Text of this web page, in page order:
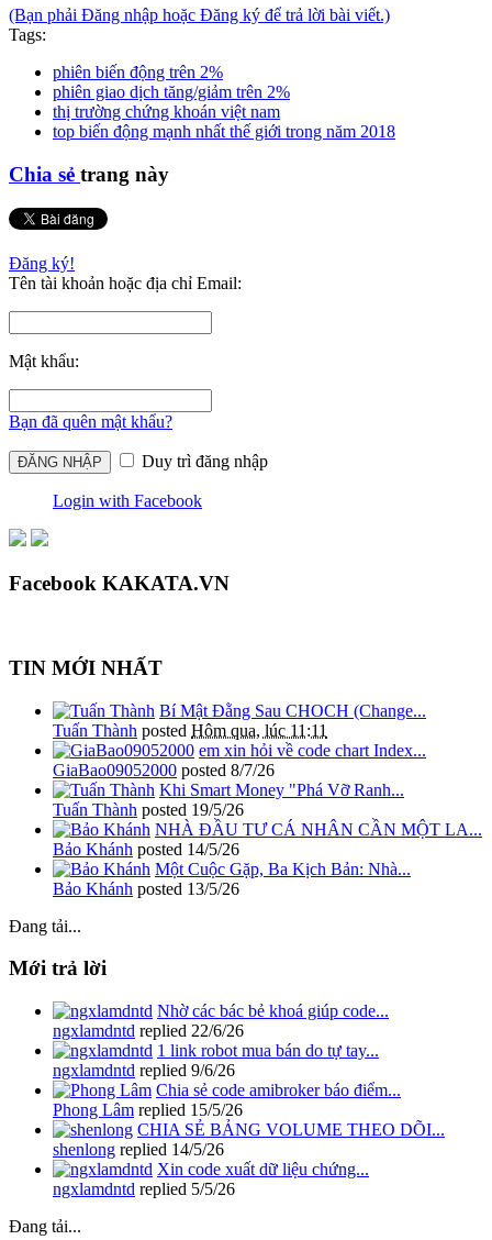
(Bạn phải Đăng nhập hoặc Đăng ký để trả lời bài viết.)
Tags:
phiên biến động trên 2%
phiên giao dịch tăng/giảm trên 2%
thị trường chứng khoán việt nam
top biến động mạnh nhất thế giới trong năm 2018
Chia sẻ trang này
Đăng ký!
Tên tài khoản hoặc địa chỉ Email:
Mật khẩu:
Bạn đã quên mật khẩu?
Duy trì đăng nhập
Login with Facebook
Facebook KAKATA.VN
TIN MỚI NHẤT
Bí Mật Đằng Sau CHOCH (Change...
Tuấn Thành posted Hôm qua, lúc 11:11
em xin hỏi về code chart Index...
GiaBao09052000 posted 8/7/26
Khi Smart Money "Phá Vỡ Ranh...
Tuấn Thành posted 19/5/26
NHÀ ĐẦU TƯ CÁ NHÂN CẦN MỘT LA...
Bảo Khánh posted 14/5/26
Một Cuộc Gặp, Ba Kịch Bản: Nhà...
Bảo Khánh posted 13/5/26
Đang tải...
Mới trả lời
Nhờ các bác bẻ khoá giúp code...
ngxlamdntd replied 22/6/26
1 link robot mua bán do tự tay...
ngxlamdntd replied 9/6/26
Chia sẻ code amibroker báo điểm...
Phong Lâm replied 15/5/26
CHIA SẺ BẢNG VOLUME THEO DÕI...
shenlong replied 14/5/26
Xin code xuất dữ liệu chứng...
ngxlamdntd replied 5/5/26
Đang tải...